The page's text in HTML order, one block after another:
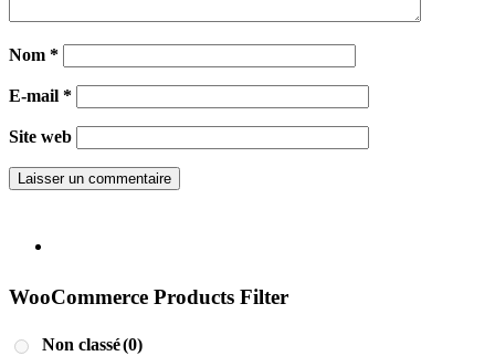
Nom *
E-mail *
Site web
WooCommerce Products Filter
Non classé(0)